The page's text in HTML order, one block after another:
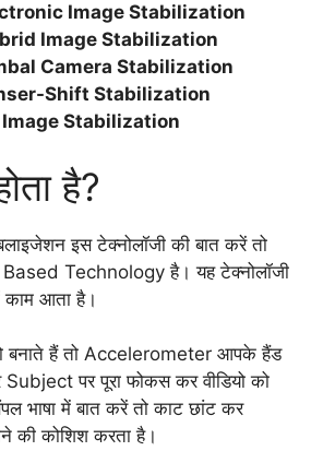
Image Stabilization
Image Stabilization
Camera Stabilization
Shift Stabilization
Stabilization
है?
इस टेक्नोलॉजी की बात करें तो
Technology है। यह टेक्नोलॉजी
काम आता है।
बनाते हैं तो Accelerometer आपके हैंड
पर पूरा फोकस कर वीडियो को
भाषा में बात करें तो काट छांट कर
की कोशिश करता है।